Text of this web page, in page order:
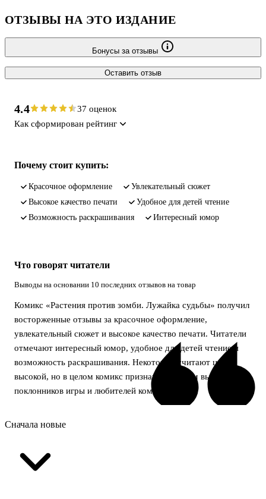
ОТЗЫВЫ НА ЭТО ИЗДАНИЕ
Бонусы за отзывы
Оставить отзыв
4.4
37 оценок
Как сформирован рейтинг
Почему стоит купить:
красочное оформление
увлекательный сюжет
высокое качество печати
удобное для детей чтение
возможность раскрашивания
интересный юмор
Что говорят читатели
Выводы на основании 10 последних отзывов на товар
Комикс «Растения против зомби. Лужайка судьбы» получил
восторженные отзывы за красочное оформление,
увлекательный сюжет и высокое качество печати. Читатели
отмечают интересный юмор, удобное для детей чтение и
возможность раскрашивания. Некоторые считают цену
высокой, но в целом комикс признан отличным выбором для
поклонников игры и любителей комиксов.
Сначала новые